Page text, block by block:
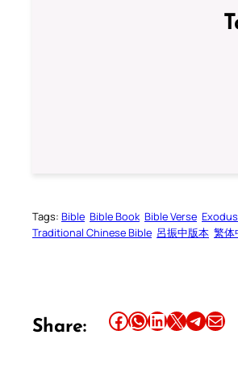
Tags: Bible Bible Book Bible Verse Exodus
Traditional Chinese Bible 呂振中版本 繁体
Share: Share this article on Facebook Share this article on WhatsApp Share this article on LinkedIn Share this article on X Share this article on TelegramEmail this Article